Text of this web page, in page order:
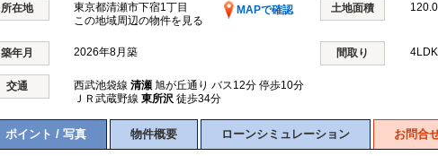
所在地 東京都清瀬市下宿1丁目
MAPで確認
この地域周辺の物件を見る
土地面積
築年月 2026年8月築 間取り
交通 西武池袋線 清瀬 旭が丘通り バス12分 停歩10分
ＪＲ武蔵野線 東所沢 徒歩34分
ポイント / 写真 物件概要 ローンシミュレーション お問合